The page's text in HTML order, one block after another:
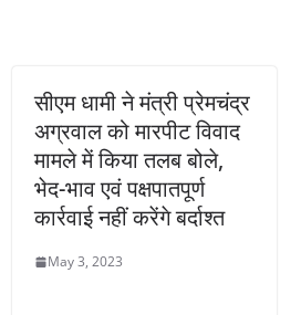
सीएम धामी ने मंत्री प्रेमचंद्र
अग्रवाल को मारपीट विवाद
मामले में किया तलब बोले,
भेद-भाव एवं पक्षपातपूर्ण
कार्रवाई नहीं करेंगे बर्दाश्त
May 3, 2023